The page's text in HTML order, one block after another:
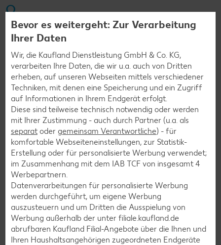
9
Brot lauwarm oder kalt mit restlicher Butter
servieren.
Zurück zur Übersicht
Weitere interessante
Rezeptkategorien
Burger-Rezepte
Pizza-Rezepte
Bevor es weitergeht: Zur Verarbeitung
Ihrer Daten
Wir, die Kaufland Dienstleistung GmbH & Co. KG,
verarbeiten Ihre Daten, die wir u.a. auch von Dritten
erheben, auf unseren Webseiten mittels verschiedener
Techniken, mit denen eine Speicherung und ein Zugriff
auf Informationen in Ihrem Endgerät erfolgt.
Diese sind teilweise technisch notwendig oder werden
mit Ihrer Zustimmung - auch durch Partner (u.a. als
separat oder gemeinsam Verantwortliche) - für
komfortable Webseiteneinstellungen, zur Statistik-
Erstellung oder für personalisierte Werbung verwendet;
im Zusammenhang mit dem IAB TCF von insgesamt 4
Werbepartnern.
Datenverarbeitungen für personalisierte Werbung
werden durchgeführt, um eigene Werbung
auszusteuern und um Dritten die Ausspielung von
Werbung außerhalb der unter filiale.kaufland.de
abrufbaren Kaufland Filial-Angebote über die Ihnen und
Ihren Haushaltsangehörigen zugeordneten Endgeräte